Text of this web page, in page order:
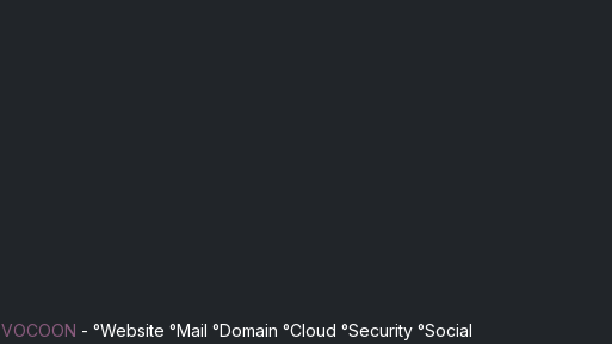
VOCOON - °Website °Mail °Domain °Cloud °Security °Social